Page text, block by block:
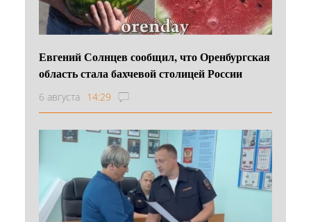
Евгений Солнцев сообщил, что Оренбургская
область стала бахчевой столицей России
6 августа 14:29